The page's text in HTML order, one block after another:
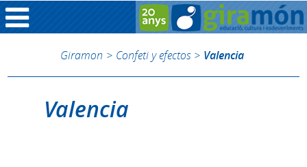
Giramon > Confeti y efectos > Valencia
Valencia